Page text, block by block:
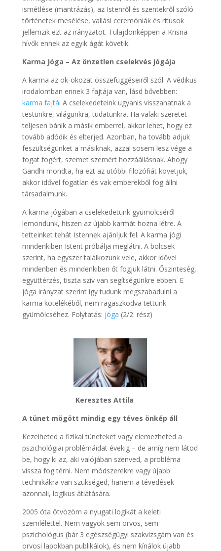
ismétlése (mantrázás), az Istenről és szentekről szóló
történetek mesélése, vallási ceremóniák és rítusok
jellemzik ezt az irányzatot. Tulajdonképpen a Krisna
hívők ennek az egyik ágát követik.
Karma Jóga – Az önzetlen cselekvés jógája
A karma az ok-okozat összefüggéseiről szól. A védikus
irodalomban ennek 3 fajtája van, lásd bővebben:
karma fajtái A cselekedeteink ugyanis visszahatnak a
testünkre, világunkra, tudatunkra. Ha valaki szeretet
teljesen bánik a másik emberrel, akkor lehet, hogy ez
tovább adódik és elterjed. Azonban, ha tovább adjuk
feszültségünket a másiknak, azzal sosem lesz vége a
fogat fogért, szemet szemért hozzáállásnak. Ahogy
Gandhi mondta, ha ezt az utóbbi filozófiát követjük,
akkor idővel fogatlan és vak emberekből fog állni
társadalmunk.
A karma jógában a cselekedetünk gyümölcséről
lemondunk, hiszen az újabb karmát hozna létre. A
tetteinket tehát Istennek ajánljuk fel. A karma jógi
mindenkiben Istent próbálja meglátni. A bölcsek
szerint, ha egyszer találkozunk vele, akkor idővel
mindenben és mindenkiben őt fogjuk látni. Őszinteség,
együttérzés, tiszta szív van segítségünkre ebben. E
jóga irányzat szerint így tudunk megszabadulni a
karma kötelékéből, nem ragaszkodva tettünk
gyümölcséhez. Folytatás: jóga (2/2. rész)
Keresztes Attila
A tünet mögött mindig egy téves önkép áll
Kezelheted a fizikai tüneteket vagy elemezheted a
pszichológiai problémáidat évekig – de amíg nem látod
be, hogy ki az, aki valójában szenved, a probléma
vissza fog térni. Nem módszerekre vagy újabb
technikákra van szükséged, hanem a tévedések
azonnali, logikus átlátására.
2005 óta ötvözöm a nyugati logikát a keleti
szemlélettel. Nem vagyok sem orvos, sem
pszichológus (bár 3 egészségügyi szakvizsgám van és
orvosi lapokban publikálok), és nem kínálok újabb